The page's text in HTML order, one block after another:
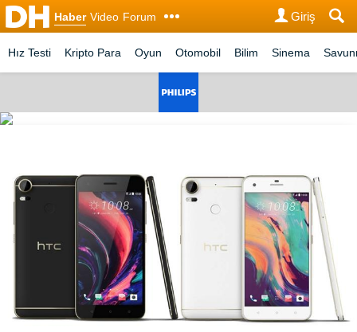
Haber Video Forum Giriş
Hız Testi Kripto Para Oyun Otomobil Bilim Sinema